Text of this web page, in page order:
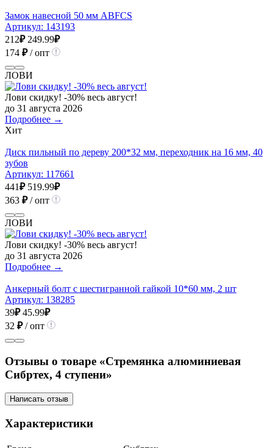
Замок навесной 50 мм ABFCS
Артикул: 143193
212₽ 249.99₽
174 ₽/ опт
ЛОВИ
Лови скидку! -30% весь август!
до 31 августа 2026
Подробнее →
Хит
Диск пильный по дереву 200*32 мм, переходник на 16 мм, 40
зубов
Артикул: 117661
441₽ 519.99₽
363 ₽/ опт
ЛОВИ
Лови скидку! -30% весь август!
до 31 августа 2026
Подробнее →
Анкерный болт с шестигранной гайкой 10*60 мм, 2 шт
Артикул: 138285
39₽ 45.99₽
32 ₽/ опт
Отзывы о товаре «Стремянка алюминиевая
Сибртех, 4 ступени»
Написать отзыв
Характеристики